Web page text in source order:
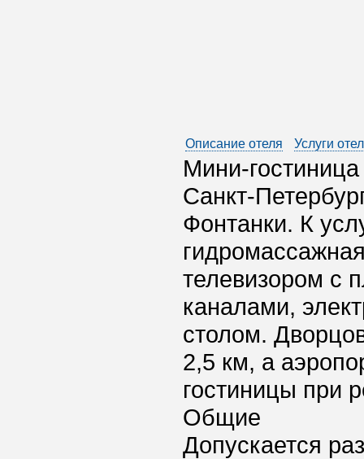
Описание отеля Услуги
Мини-
Санкт-
Фонтанки. К
телевизором с
каналами,
столом.
2,5 км, а
гостиницы при
Общие
Допускается